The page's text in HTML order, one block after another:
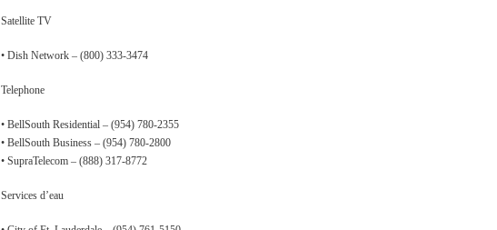
Satellite TV
• Dish Network – (800) 333-3474
Telephone
• BellSouth Residential – (954) 780-2355
• BellSouth Business – (954) 780-2800
• SupraTelecom – (888) 317-8772
Services d’eau